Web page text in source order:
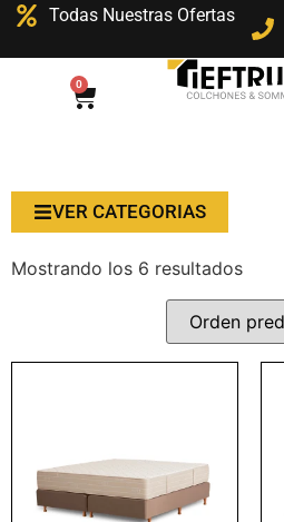
Todas Nuestras Ofertas
0
VER CATEGORIAS
Mostrando los 6 resultados